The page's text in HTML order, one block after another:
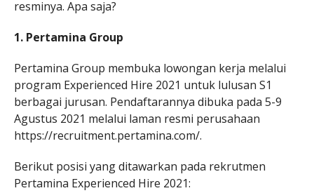
resminya. Apa saja?
1. Pertamina Group
Pertamina Group membuka lowongan kerja melalui
program Experienced Hire 2021 untuk lulusan S1
berbagai jurusan. Pendaftarannya dibuka pada 5-9
Agustus 2021 melalui laman resmi perusahaan
https://recruitment.pertamina.com/.
Berikut posisi yang ditawarkan pada rekrutmen
Pertamina Experienced Hire 2021: